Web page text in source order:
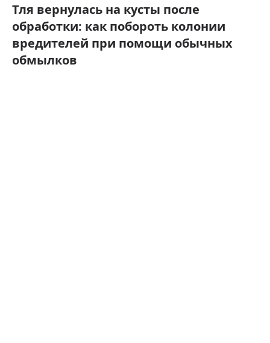
Тля вернулась на кусты после
обработки: как побороть колонии
вредителей при помощи обычных
обмылков